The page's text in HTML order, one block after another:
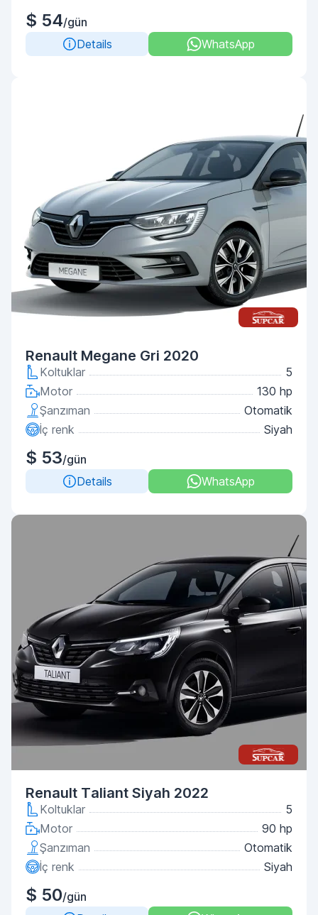
$ 54/gün
Details
WhatsApp
Renault Megane Gri 2020
Koltuklar
5
Motor
130 hp
Şanzıman
Otomatik
İç renk
Siyah
$ 53/gün
Details
WhatsApp
Renault Taliant Siyah 2022
Koltuklar
5
Motor
90 hp
Şanzıman
Otomatik
İç renk
Siyah
$ 50/gün